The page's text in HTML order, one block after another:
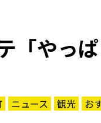
「やっ
ニュース 観光 お